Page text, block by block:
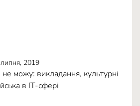
2019
не можу: викладання, культурні
в IT-сфері